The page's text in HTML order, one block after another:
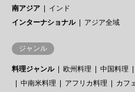
南アジア
インド
インターナショナル
アジア全域
ジャンル
料理ジャンル 欧州料理 中国料理
中南米料理
アフリカ料理 カフ